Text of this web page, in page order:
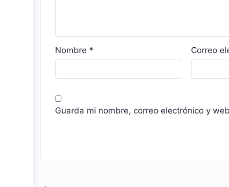
Nombre * Correo
Guarda mi nombre, correo electrónico y